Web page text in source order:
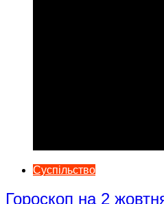
Суспільство
Гороскоп на 2